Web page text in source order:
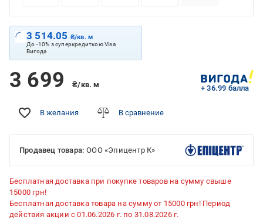
3 514.05 ₴/кв. м
До -10% з суперкредиткою Visa
Вигода
3 699 ₴/кв. м + 36.99 балла
В желания В сравнение
Продавец товара: ООО «Эпицентр К»
Бесплатная доставка при покупке товаров на сумму свыше
15000 грн!
Бесплатная доставка товара на сумму от 15000 грн! Период
действия акции с 01.06.2026 г. по 31.08.2026 г.